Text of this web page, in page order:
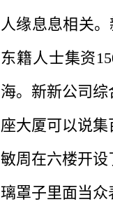
人缘息息相关
东籍人士集资
海。新新公司
座大厦可以说
敏周在六楼开
璃罩子里面当众